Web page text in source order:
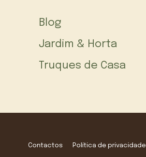
Blog
Jardim & Horta
Truques de Casa
Contactos Política de privacidade